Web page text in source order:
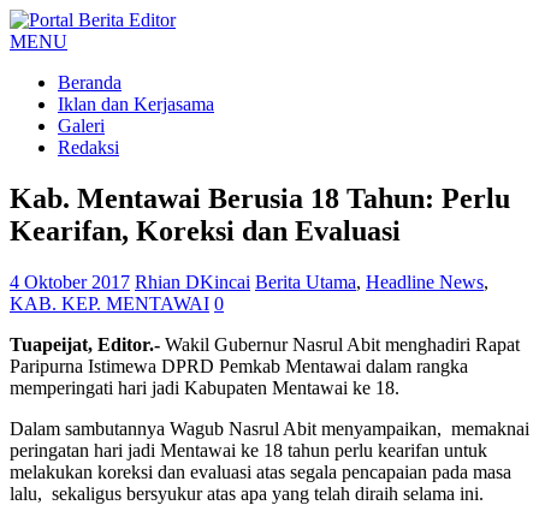
MENU
Beranda
Iklan dan Kerjasama
Galeri
Redaksi
Kab. Mentawai Berusia 18 Tahun: Perlu
Kearifan, Koreksi dan Evaluasi
4 Oktober 2017 Rhian DKincai Berita Utama, Headline News,
KAB. KEP. MENTAWAI 0
Tuapeijat, Editor.- Wakil Gubernur Nasrul Abit menghadiri Rapat
Paripurna Istimewa DPRD Pemkab Mentawai dalam rangka
memperingati hari jadi Kabupaten Mentawai ke 18.
Dalam sambutannya Wagub Nasrul Abit menyampaikan, memaknai
peringatan hari jadi Mentawai ke 18 tahun perlu kearifan untuk
melakukan koreksi dan evaluasi atas segala pencapaian pada masa
lalu, sekaligus bersyukur atas apa yang telah diraih selama ini.